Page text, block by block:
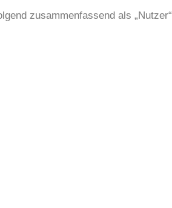
zusammenfassend als „Nutzer“